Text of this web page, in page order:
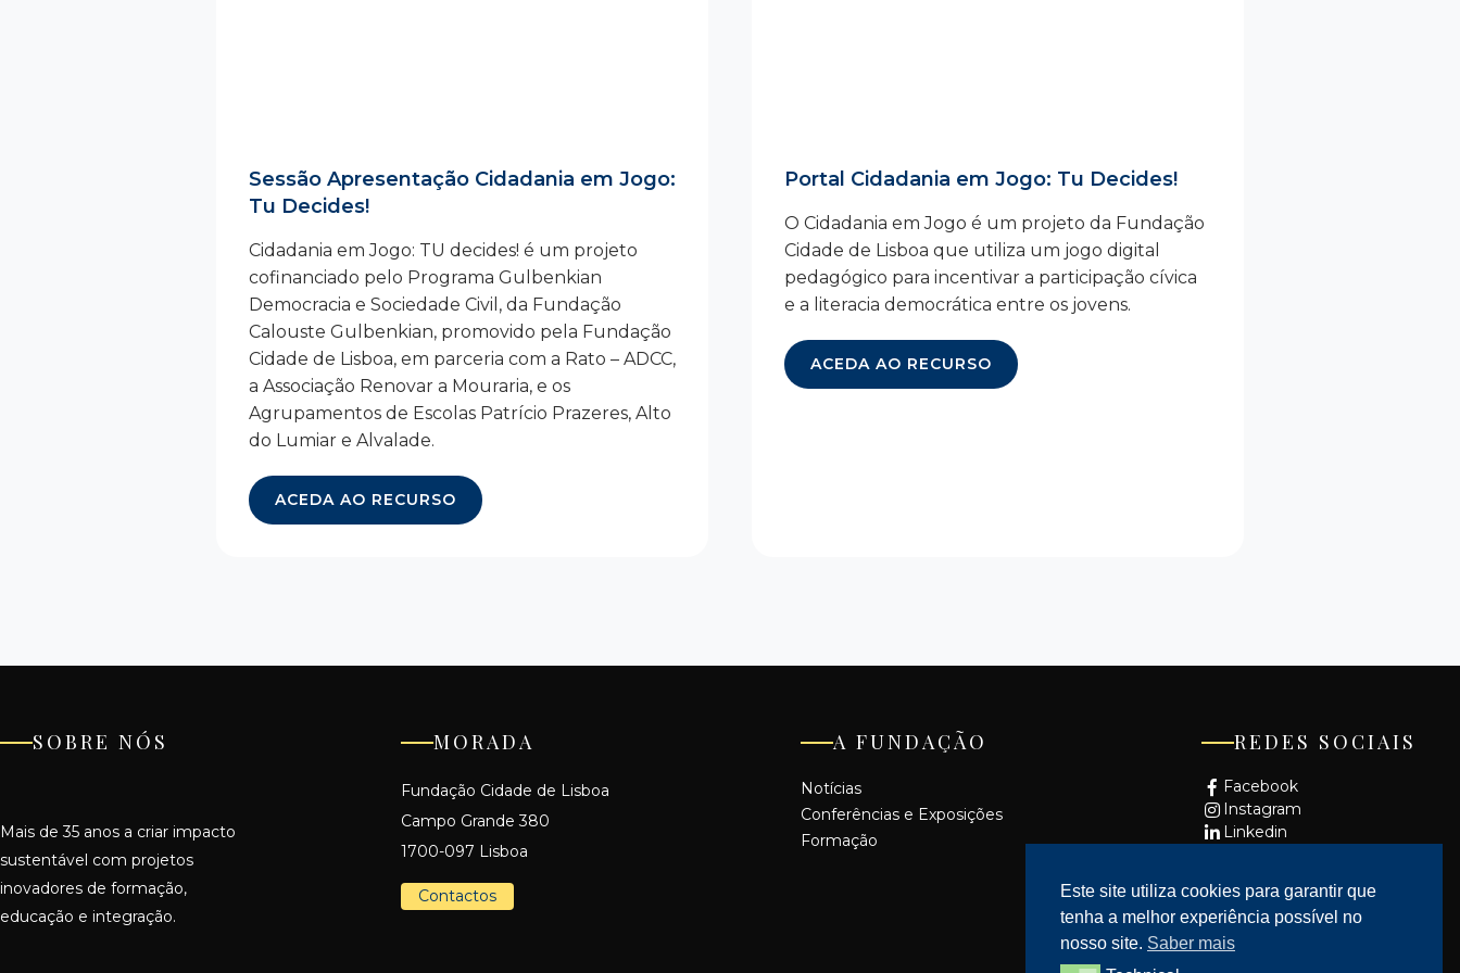
Este site utiliza cookies para garantir que
tenha a melhor experiência possível no
nosso site. Saber mais
Sessão Apresentação Cidadania em Jogo:
Tu Decides!
Cidadania em Jogo: TU decides! é um projeto
cofinanciado pelo Programa Gulbenkian
Democracia e Sociedade Civil, da Fundação
Calouste Gulbenkian, promovido pela Fundação
Cidade de Lisboa, em parceria com a Rato – ADCC,
a Associação Renovar a Mouraria, e os
Agrupamentos de Escolas Patrício Prazeres, Alto
do Lumiar e Alvalade.
ACEDA AO RECURSO
Portal Cidadania em Jogo: Tu Decides!
O Cidadania em Jogo é um projeto da Fundação
Cidade de Lisboa que utiliza um jogo digital
pedagógico para incentivar a participação cívica
e a literacia democrática entre os jovens.
ACEDA AO RECURSO
SOBRE NÓS
Mais de 35 anos a criar impacto
sustentável com projetos
inovadores de formação,
educação e integração.
MORADA
Fundação Cidade de Lisboa
Campo Grande 380
1700-097 Lisboa
Contactos
A FUNDAÇÃO
Notícias
Conferências e Exposições
Formação
REDES SOCIAIS
Facebook
Instagram
Linkedin